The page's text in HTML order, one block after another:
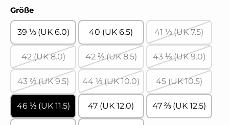
Größeauswählen
39 ⅓ (UK 6.0) 40 (UK 6.5) 41 ⅓ (UK 7.5)
(Diese
42 (UK 8.0)
(Diese Option ist zurzeit nicht verfügbar.)
42 ⅔ (UK 8.5)
(Diese Option ist zurzeit nicht
43 ⅓ (UK 9.0)
(Diese
43 ⅔ (UK 9.5)
(Diese Option ist zurzeit nicht verfügbar.)
44 ⅓ (UK 10.0)
(Diese Option ist zurzeit nicht
45 (UK 10.5)
(Diese
46 ⅓ (UK 11.5) 47 (UK 12.0) 47 ⅔ (UK 12.5)